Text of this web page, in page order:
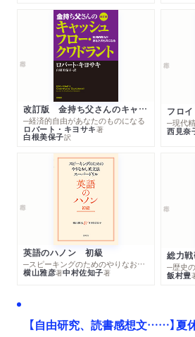
改訂版 金持ち父さんのキャッシュフロー・クワドラント
─経済的自由があなたのものになる
ロバート・キヨサキ著
白根美保子訳
フロ
─現代
西見奈
英語のハノン 初級
─スピーキングのためのやりなおし英文法スーパードリル
横山雅彦著中村佐知子著
総力
─歴史
飯村豊
【自由研究、読書感想文……】夏